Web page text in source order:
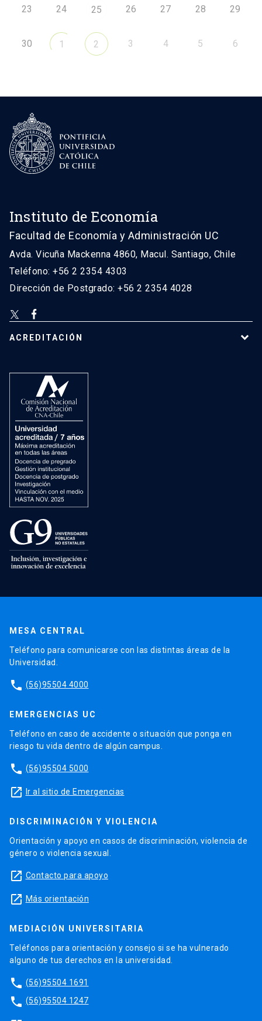
23 24 25 26 27 28 29
30 1 2 3 4 5 6
Instituto de Economía
Facultad de Economía y Administración UC
Avda. Vicuña Mackenna 4860, Macul. Santiago, Chile
Teléfono: +56 2 2354 4303
Dirección de Postgrado: +56 2 2354 4028
ACREDITACIÓN
MESA CENTRAL
Teléfono para comunicarse con las distintas áreas de la
Universidad.
phone (56)95504 4000
EMERGENCIAS UC
Teléfono en caso de accidente o situación que ponga en
riesgo tu vida dentro de algún campus.
phone (56)95504 5000
launch Ir al sitio de Emergencias
DISCRIMINACIÓN Y VIOLENCIA
Orientación y apoyo en casos de discriminación, violencia de
género o violencia sexual.
launch Contacto para apoyo
launch Más orientación
MEDIACIÓN UNIVERSITARIA
Teléfonos para orientación y consejo si se ha vulnerado
alguno de tus derechos en la universidad.
phone (56)95504 1691
phone (56)95504 1247